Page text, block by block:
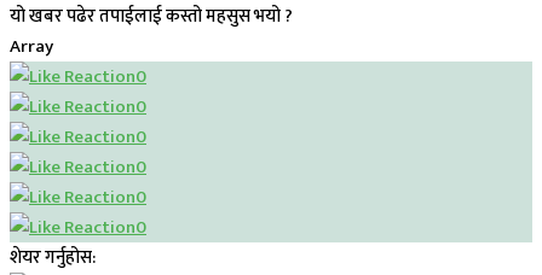
यो खबर पढेर तपाईलाई कस्तो महसुस भयो ?
Array
0
0
0
0
0
0
शेयर गर्नुहोस: